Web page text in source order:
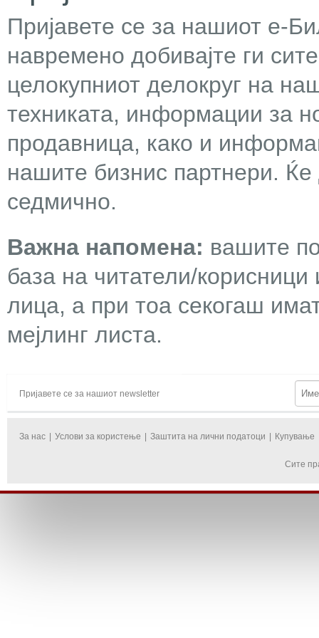
Пријавете се за нашиот е-
навремено добивајте ги
целокупниот делокруг на
техниката, информации за
продавница, како и
нашите бизнис партнери.
седмично.
Важна напомена: вашите
база на читатели/
лица, а при тоа секогаш
мејлинг листа.
Пријавете се за нашиот newsletter
За нас Услови за користење Заштита на лични податоци Купување
Сите